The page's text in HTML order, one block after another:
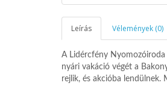
Leírás Vélemények (0)
A Lidércfény Nyomozóiroda
nyári vakáció végét a
rejlik, és akcióba lendülnek.